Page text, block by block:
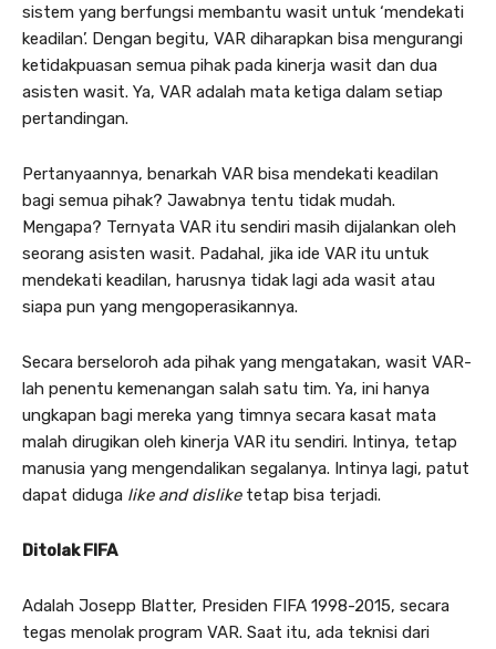
sistem yang berfungsi membantu wasit untuk ‘mendekati
keadilan’. Dengan begitu, VAR diharapkan bisa mengurangi
ketidakpuasan semua pihak pada kinerja wasit dan dua
asisten wasit. Ya, VAR adalah mata ketiga dalam setiap
pertandingan.
Pertanyaannya, benarkah VAR bisa mendekati keadilan
bagi semua pihak? Jawabnya tentu tidak mudah.
Mengapa? Ternyata VAR itu sendiri masih dijalankan oleh
seorang asisten wasit. Padahal, jika ide VAR itu untuk
mendekati keadilan, harusnya tidak lagi ada wasit atau
siapa pun yang mengoperasikannya.
Secara berseloroh ada pihak yang mengatakan, wasit VAR-
lah penentu kemenangan salah satu tim. Ya, ini hanya
ungkapan bagi mereka yang timnya secara kasat mata
malah dirugikan oleh kinerja VAR itu sendiri. Intinya, tetap
manusia yang mengendalikan segalanya. Intinya lagi, patut
dapat diduga like and disliketetap bisa terjadi.
Ditolak FIFA
Adalah Josepp Blatter, Presiden FIFA 1998-2015, secara
tegas menolak program VAR. Saat itu, ada teknisi dari